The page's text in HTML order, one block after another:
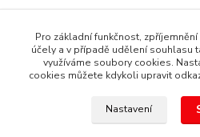
ANTÉNY
Copyright © 1987 - 2022
Pro základní funkčnost,
účely a v případě udělení souhlasu
využíváme soubory cookies.
cookies můžete kdykoli upravit
Nastavení